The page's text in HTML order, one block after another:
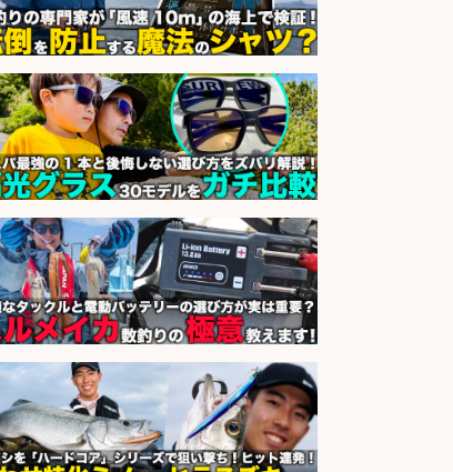
会社名 株式会社ホットスタッフ鹿児島
sponsored by 求人ボックス
釣り具などの出荷作業～～/工場/製
造
会社名 UTグループ株式会社
和食, 日本料理・懐石料理/店長・店
長候補/ライブ感が満載!魚の価値を
上げ、食とエンタメで地域を元気に!
会社名
魚と肴 いとおかし 魚と肴 いとお
かし
sponsored by 求人ボックス